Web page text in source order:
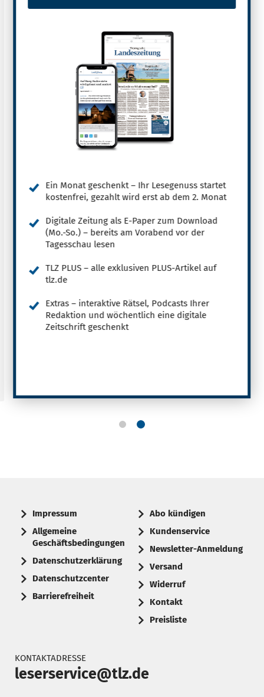
Ein Monat geschenkt – Ihr Lesegenuss startet
kostenfrei, gezahlt wird erst ab dem 2. Monat
Digitale Zeitung als E-Paper zum Download
(Mo.-So.) – bereits am Vorabend vor der
Tagesschau lesen
TLZ PLUS – alle exklusiven PLUS-Artikel auf
tlz.de
Extras – interaktive Rätsel, Podcasts Ihrer
Redaktion und wöchentlich eine digitale
Zeitschrift geschenkt
Impressum
Allgemeine
Geschäftsbedingungen
Datenschutzerklärung
Datenschutzcenter
Barrierefreiheit
Abo kündigen
Kundenservice
Newsletter-Anmeldung
Versand
Widerruf
Kontakt
Preisliste
KONTAKTADRESSE
leserservice@tlz.de